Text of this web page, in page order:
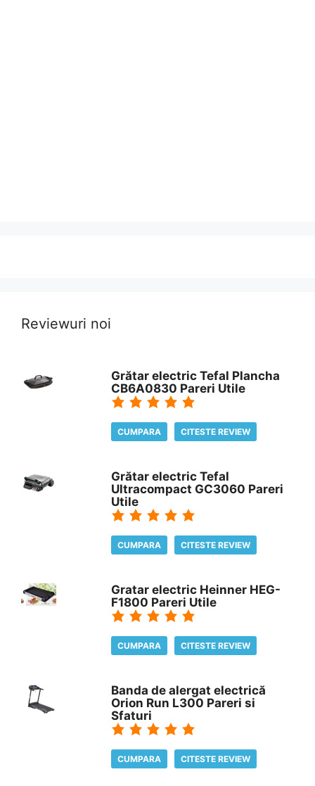
Reviewuri noi
Grătar electric Tefal Plancha
CB6A0830 Pareri Utile
CUMPARA CITESTE REVIEW
Grătar electric Tefal
Ultracompact GC3060 Pareri
Utile
CUMPARA CITESTE REVIEW
Gratar electric Heinner HEG-
F1800 Pareri Utile
CUMPARA CITESTE REVIEW
Banda de alergat electrică
Orion Run L300 Pareri si
Sfaturi
CUMPARA CITESTE REVIEW